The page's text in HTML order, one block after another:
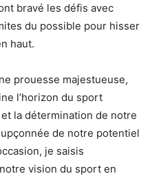
bravé les défis avec
du possible pour hisser
haut.
prouesse majestueuse,
l’horizon du sport
la détermination de notre
de notre potentiel
je saisis
vision du sport en